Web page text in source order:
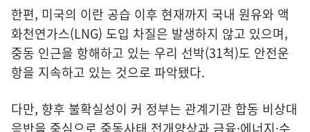
한편, 미국의 이란 공습 이후 현재까지 국내 원유와 액
화천연가스(LNG) 도입 차질은 발생하지 않고 있으며,
중동 인근을 항해하고 있는 우리 선박(31척)도 안전운
항을 지속하고 있는 것으로 파악됐다.
다만, 향후 불확실성이 커 정부는 관계기관 합동 비상대